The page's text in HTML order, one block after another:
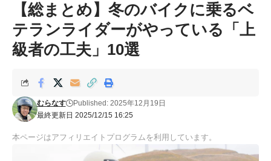
【総まとめ】冬のバイクに乗るベ
テランライダーがやっている「上
級者の工夫」10選
最終更新日 2025/12/15 16:25
むらなす Published: 2025年12月19日
本ページはアフィリエイトプログラムを利用しています。